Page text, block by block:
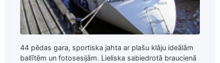
44 pēdas gara, sportiska jahta ar plašu klāju ideālām
ballītēm un fotosesijām. Lieliska sabiedrotā braucienā